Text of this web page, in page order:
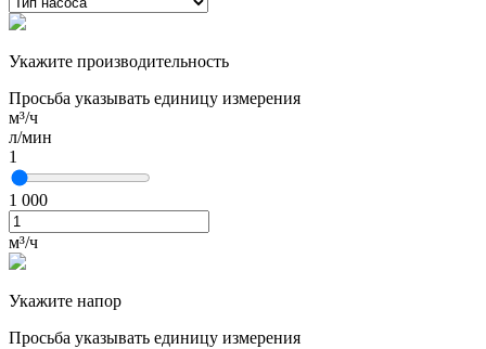
Укажите производительность
Просьба указывать единицу измерения
м³/ч
л/мин
1
1 000
м³/ч
Укажите напор
Просьба указывать единицу измерения